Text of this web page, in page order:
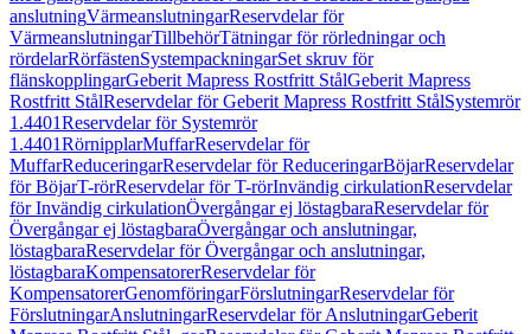
anslutningVärmeanslutningarReservdelar för
VärmeanslutningarTillbehörTätningar för rörledningar och
rördelarRörfästenSystempackningarSet skruv för
flänskopplingarGeberit Mapress Rostfritt StålGeberit Mapress
Rostfritt StålReservdelar för Geberit Mapress Rostfritt StålSystemrör
1.4401Reservdelar för Systemrör
1.4401RörnipplarMuffarReservdelar för
MuffarReduceringarReservdelar för ReduceringarBöjarReservdelar
för BöjarT-rörReservdelar för T-rörInvändig cirkulationReservdelar
för Invändig cirkulationÖvergångar ej löstagbaraReservdelar för
Övergångar ej löstagbaraÖvergångar och anslutningar,
löstagbaraReservdelar för Övergångar och anslutningar,
löstagbaraKompensatorerReservdelar för
KompensatorerGenomföringarFörslutningarReservdelar för
FörslutningarAnslutningarReservdelar för AnslutningarGeberit